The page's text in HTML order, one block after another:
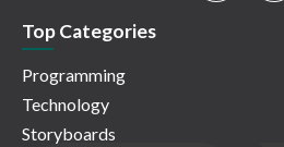
Top Categories
Programming
Technology
Storyboards